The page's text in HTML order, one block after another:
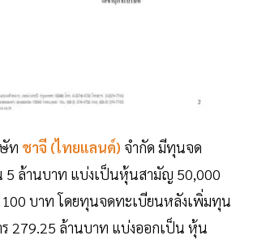
ท ชาจี (ไทยแลนด์) จำกัด มีทุนจด
ล้านบาท แบ่งเป็นหุ้นสามัญ 50,000
บาท โดยทุนจดทะเบียนหลังเพิ่มทุน
279.25 ล้านบาท แบ่งออกเป็น หุ้น